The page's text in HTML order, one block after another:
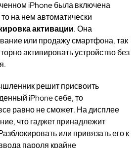
iPhone была включена
на нем автоматически
активации. Она
или продажу смартфона, так
активировать устройство без
решит присвоить
iPhone себе, то
равно не сможет. На дисплее
что гаджет принадлежит
или привязать его к
пароля крайне